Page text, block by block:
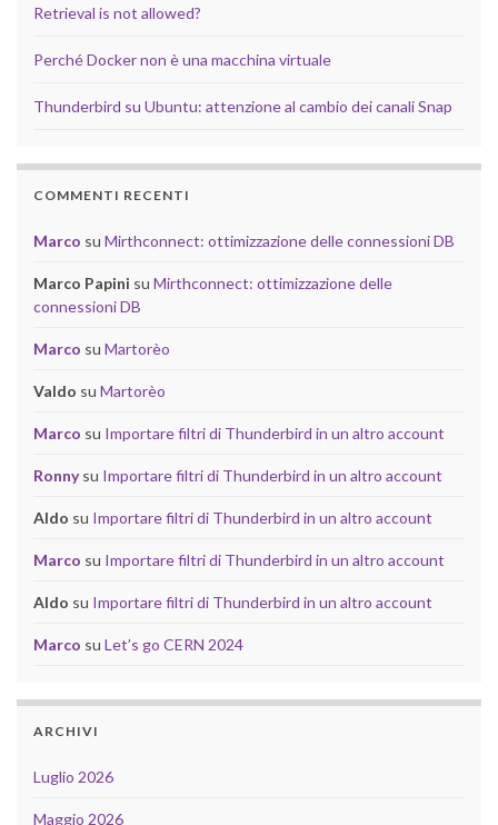
Retrieval is not allowed?
Perché Docker non è una macchina virtuale
Thunderbird su Ubuntu: attenzione al cambio dei canali Snap
COMMENTI RECENTI
Marco su Mirthconnect: ottimizzazione delle connessioni DB
Marco Papini su Mirthconnect: ottimizzazione delle
connessioni DB
Marco su Martorèo
Valdo su Martorèo
Marco su Importare filtri di Thunderbird in un altro account
Ronnysu Importare filtri di Thunderbird in un altro account
Aldo su Importare filtri di Thunderbird in un altro account
Marco su Importare filtri di Thunderbird in un altro account
Aldo su Importare filtri di Thunderbird in un altro account
Marco su Let’s go CERN 2024
ARCHIVI
Luglio 2026
Maggio 2026